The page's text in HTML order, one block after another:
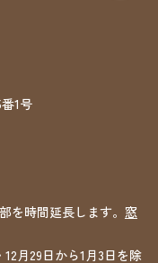
1号
を時間延長します。 窓
月29日から1月3日を除